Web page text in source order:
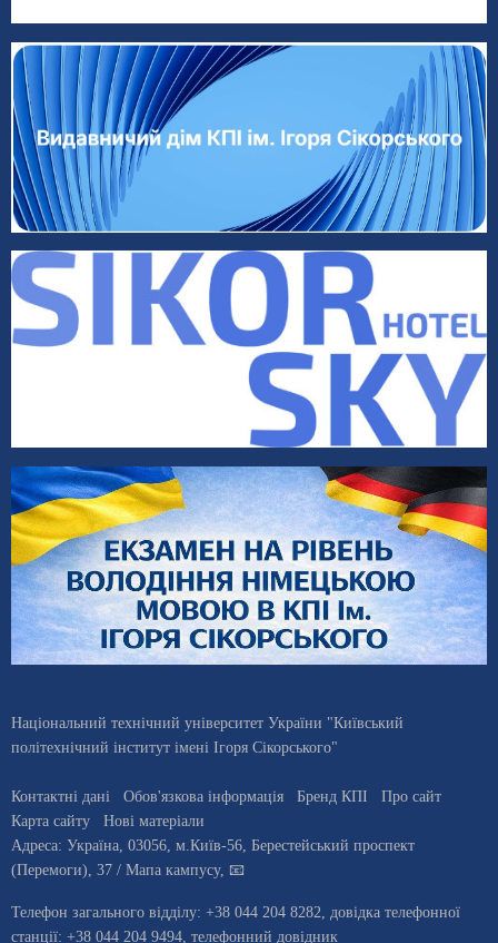
Національний технічний університет України "Київський
політехнічний інститут імені Ігоря Сікорського"
Контактні дані Обов'язкова інформація Бренд КПІ
Про сайт
Карта сайту
Нові матеріали
Адреса: Україна 03056 , м. Київ-56, Берестейський проспект
(Перемоги), 37 / Мапа кампусу, 📧
Телефон загального відділу: +38 044 204 8282, довiдка телефонної
станцiї: +38 044 204 9494, телефонний довідник